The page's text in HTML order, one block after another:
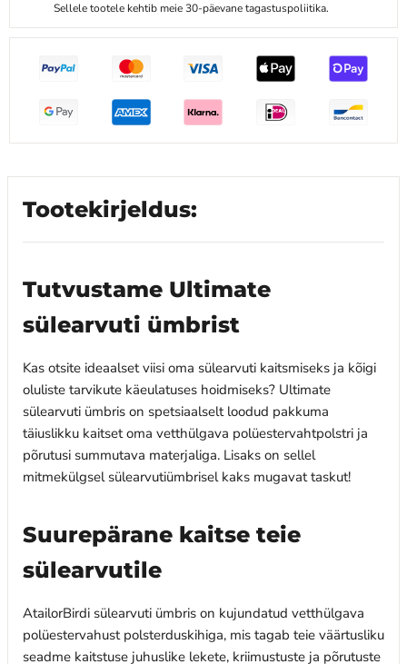
Sellele tootele kehtib meie 30-päevane tagastuspoliitika.
Tootekirjeldus:
Tutvustame Ultimate
sülearvuti ümbrist
Kas otsite ideaalset viisi oma sülearvuti kaitsmiseks ja kõigi
oluliste tarvikute käeulatuses hoidmiseks? Ultimate
sülearvuti ümbris on spetsiaalselt loodud pakkuma
täiuslikku kaitset oma vetthülgava polüestervahtpolstri ja
põrutusi summutava materjaliga. Lisaks on sellel
mitmekülgsel sülearvutiümbrisel kaks mugavat taskut!
Suurepärane kaitse teie
sülearvutile
AtailorBirdi sülearvuti ümbris on kujundatud vetthülgava
polüestervahust polsterduskihiga, mis tagab teie väärtusliku
seadme kaitstuse juhuslike lekete, kriimustuste ja põrutuste